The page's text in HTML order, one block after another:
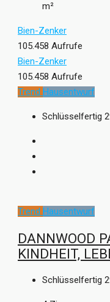
m²
Bien-Zenker
105.458 Aufrufe
Bien-Zenker
105.458 Aufrufe
Trend Hausentwurf
Schlüsselfertig
Trend Hausentwurf
DANNWOOD
KINDHEIT,
Schlüsselfertig